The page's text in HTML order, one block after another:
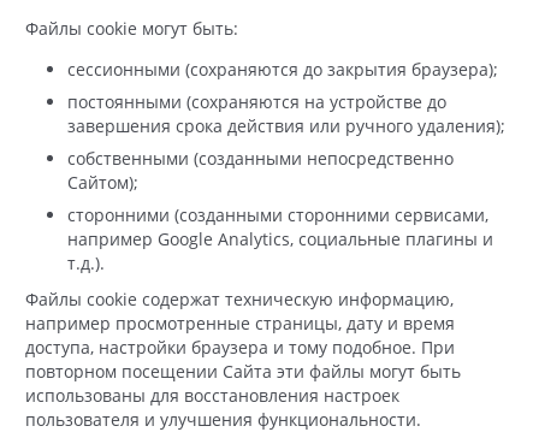
Файлы cookie могут быть:
сессионными (сохраняются до закрытия браузера);
постоянными (сохраняются на устройстве до
завершения срока действия или ручного удаления);
собственными (созданными непосредственно
Сайтом);
сторонними (созданными сторонними сервисами,
например Google Analytics, социальные плагины и
т.д.).
Файлы cookie содержат техническую информацию,
например просмотренные страницы, дату и время
доступа, настройки браузера и тому подобное. При
повторном посещении Сайта эти файлы могут быть
использованы для восстановления настроек
пользователя и улучшения функциональности.